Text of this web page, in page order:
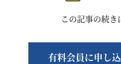
この記事の続き
有料会員に申し